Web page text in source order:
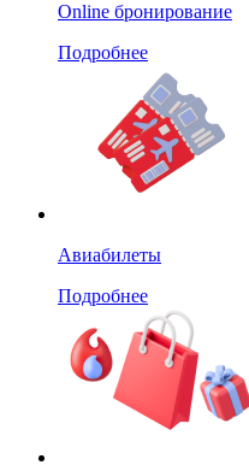
Online бронирование
Подробнее
Авиабилеты
Подробнее